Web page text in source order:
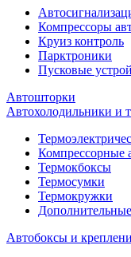
Компрессоры
Круиз контроль
Парктроники
Пусковые
Автошторки
Автохолодильники и
Компрессорные
Термокбоксы
Термосумки
Термокружки
Автобоксы и